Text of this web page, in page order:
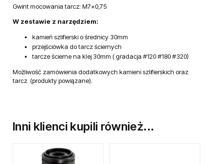
Gwint mocowania tarcz: M7x0,75
W zestawie z narzędziem:
kamień szlifierski o średnicy 30mm
przejściówka do tarcz ściernych
tarcze ścierne na klej 30mm ( gradacja #120 #180 #320)
Możliwość zamówienia dodatkowych kamieni szlifierskich oraz
tarcz (produkty powiązane).
Inni klienci kupili również...